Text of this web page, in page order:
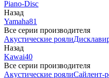
Piano-Disc
Назад
Yamaha81
Все серии производителя
Акустические рояли
Назад
Kawai40
Все серии производителя
Акустические роялиСайлент-